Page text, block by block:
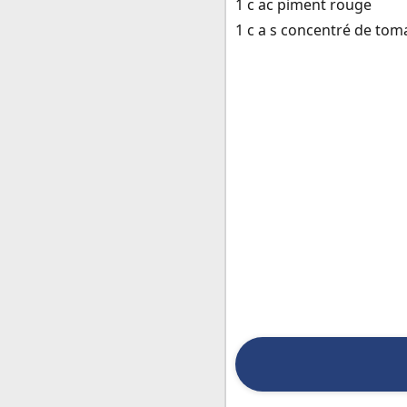
1 c ac piment rouge
1 c a s concentré de